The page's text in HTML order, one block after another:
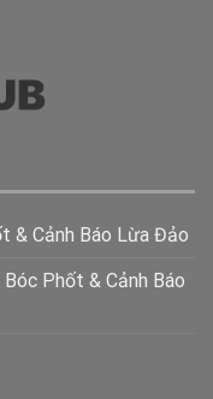
& Cảnh Báo Lừa Đảo
Phốt & Cảnh Báo